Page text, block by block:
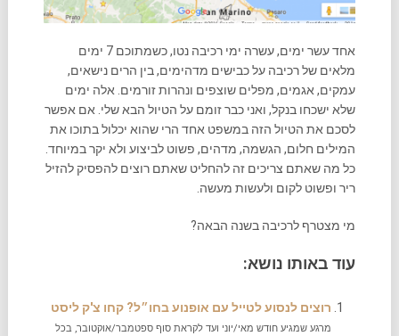
אחד עשר ימים, עשרה ימי רכיבה נטו, כשמתוכם 7 ימים
מלאים של רכיבה על כבישים מדהימים, בין הרים נישאים,
עמקים, אגמים, מפלים שוצפים ונהרות זורמים. אלה ימים
שלא ישכחו בנקל, ואני כבר זומם על הטיול הבא שלי. אם אפשר
לסכם את הטיול הזה במשפט אחד הרי שהוא יכלול בתוכו את
המילים חלום, הגשמה, מדהים, פשוט לביצוע ולא יקר במיוחד.
כל מה שאתם צריכים זה להחליט שאתם רוצים להפסיק להזיל
ריר ופשוט לקום ולעשות מעשה.
מי מצטרף לרכיבה בשנה הבאה?
עוד באותו נושא:
רוצים לנסוע לטייל עם אופנוע בחו״ל? קחו צ'ק ליסט
מרגע שמגיע חודש מאי/יוני ועד לקראת סוף ספטמבר/אוקטובר, בכל